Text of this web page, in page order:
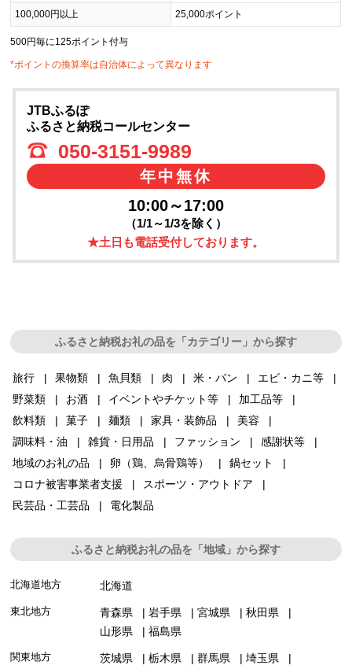
100,000円以上 25,000ポイント
500円毎に125ポイント付与
*ポイントの換算率は自治体によって異なります
JTBふるぽ
ふるさと納税コールセンター
050-3151-9989
年中無休
10:00～17:00
（1/1～1/3を除く）
★土日も電話受付しております。
ふるさと納税お礼の品を「カテゴリー」から探す
旅行 果物類 魚貝類 肉 米・パン
エビ・カニ等
野菜類
お酒 イベントやチケット等
加工品等
飲料類
菓子 麺類 家具・装飾品
美容
調味料・油
雑貨・日用品 ファッション
感謝状等
地域のお礼の品
卵（鶏、烏骨鶏等）
鍋セット
コロナ被害事業者支援
スポーツ・アウトドア
民芸品・工芸品
電化製品
ふるさと納税お礼の品を「地域」から探す
北海道地方 北海道
東北地方 青森県 岩手県 宮城県
秋田県
山形県
福島県
関東地方 茨城県 栃木県 群馬県
埼玉県